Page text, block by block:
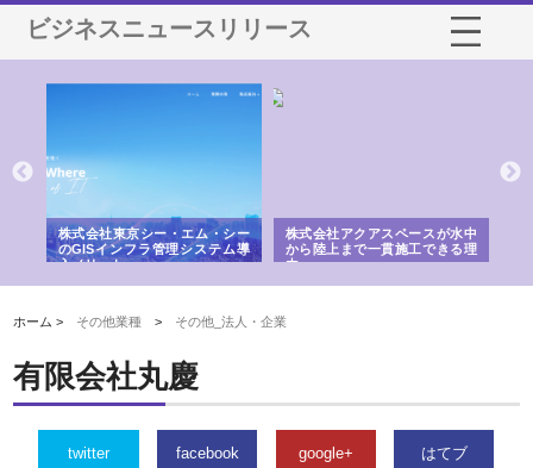
ビジネスニュースリリース
株式会社東京シー・エム・シー
のGISインフラ管理システム導
入メリット
株式会社アクアスペースが水中
から陸上まで一貫施工できる理
由
ホーム > その他業種 > その他_法人・企業
有限会社丸慶
twitter facebook google+ はてブ